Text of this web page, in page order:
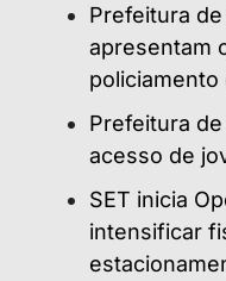
Prefeitura
apresentam
policiamento
Prefeitura
acesso de
SET inicia
intensificar